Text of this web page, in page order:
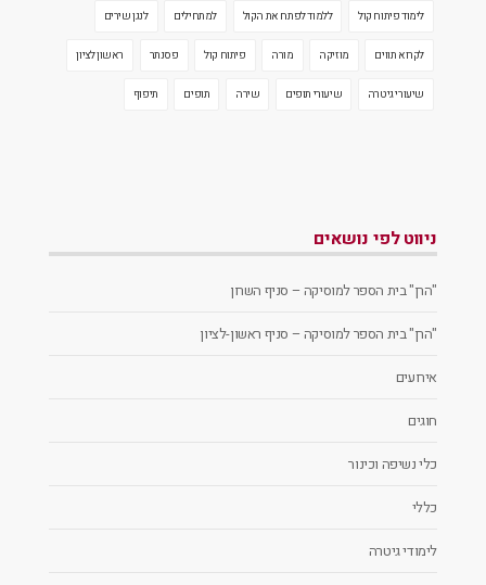
לימוד פיתוח קול ללמוד לפתח את הקול למתחילים לנגן שירים
לקרוא תווים מוזיקה מורה פיתוח קול פסנתר ראשון לציון
שיעורי גיטרה שיעורי תופים שירה תופים תיפוף
ניווט לפי נושאים
"הרן" בית הספר למוסיקה – סניף השרון
"הרן" בית הספר למוסיקה – סניף ראשון-לציון
אירועים
חוגים
כלי נשיפה וכינור
כללי
לימודי גיטרה